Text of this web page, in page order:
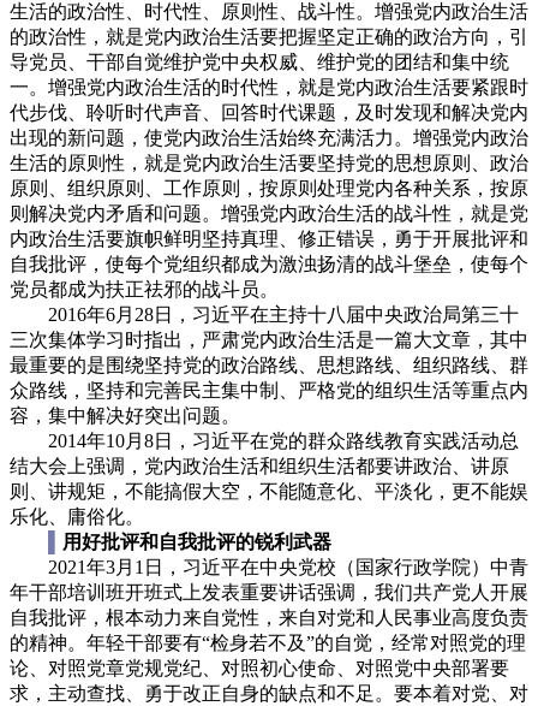
生活的政治性、时代性、原则性、战斗性。增强党内政治生活
的政治性，就是党内政治生活要把握坚定正确的政治方向，引
导党员、干部自觉维护党中央权威、维护党的团结和集中统
一。增强党内政治生活的时代性，就是党内政治生活要紧跟时
代步伐、聆听时代声音、回答时代课题，及时发现和解决党内
出现的新问题，使党内政治生活始终充满活力。增强党内政治
生活的原则性，就是党内政治生活要坚持党的思想原则、政治
原则、组织原则、工作原则，按原则处理党内各种关系，按原
则解决党内矛盾和问题。增强党内政治生活的战斗性，就是党
内政治生活要旗帜鲜明坚持真理、修正错误，勇于开展批评和
自我批评，使每个党组织都成为激浊扬清的战斗堡垒，使每个
党员都成为扶正祛邪的战斗员。
2016年6月28日，习近平在主持十八届中央政治局第三十
三次集体学习时指出，严肃党内政治生活是一篇大文章，其中
最重要的是围绕坚持党的政治路线、思想路线、组织路线、群
众路线，坚持和完善民主集中制、严格党的组织生活等重点内
容，集中解决好突出问题。
2014年10月8日，习近平在党的群众路线教育实践活动总
结大会上强调，党内政治生活和组织生活都要讲政治、讲原
则、讲规矩，不能搞假大空，不能随意化、平淡化，更不能娱
乐化、庸俗化。
用好批评和自我批评的锐利武器
2021年3月1日，习近平在中央党校（国家行政学院）中青
年干部培训班开班式上发表重要讲话强调，我们共产党人开展
自我批评，根本动力来自党性，来自对党和人民事业高度负责
的精神。年轻干部要有“检身若不及”的自觉，经常对照党的理
论、对照党章党规党纪、对照初心使命、对照党中央部署要
求，主动查找、勇于改正自身的缺点和不足。要本着对党、对